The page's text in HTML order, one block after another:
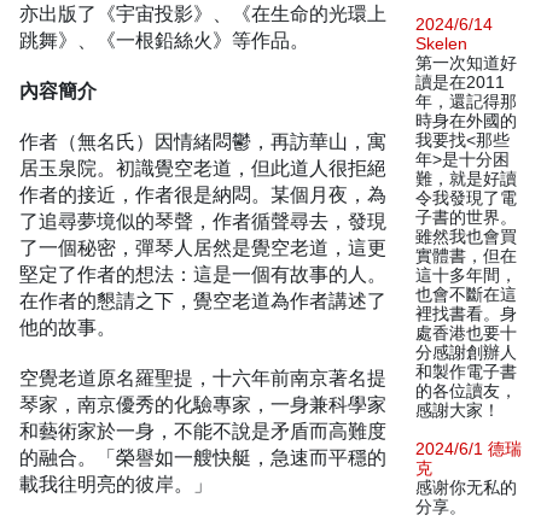
亦出版了《宇宙投影》、《在生命的光環上
跳舞》、《一根鉛絲火》等作品。
內容簡介
作者（無名氏）因情緒悶鬱，再訪華山，寓
居玉泉院。初識覺空老道，但此道人很拒絕
作者的接近，作者很是納悶。某個月夜，為
了追尋夢境似的琴聲，作者循聲尋去，發現
了一個秘密，彈琴人居然是覺空老道，這更
堅定了作者的想法：這是一個有故事的人。
在作者的懇請之下，覺空老道為作者講述了
他的故事。
空覺老道原名羅聖提，十六年前南京著名提
琴家，南京優秀的化驗專家，一身兼科學家
和藝術家於一身，不能不說是矛盾而高難度
的融合。「榮譽如一艘快艇，急速而平穩的
載我往明亮的彼岸。」
2024/6/14
Skelen
第一次知道好
讀是在2011
年，還記得那
時身在外國的
我要找<那些
年>是十分困
難，就是好讀
令我發現了電
子書的世界。
雖然我也會買
實體書，但在
這十多年間，
也會不斷在這
裡找書看。身
處香港也要十
分感謝創辦人
和製作電子書
的各位讀友，
感謝大家！
2024/6/1 德瑞
克
感谢你无私的
分享。